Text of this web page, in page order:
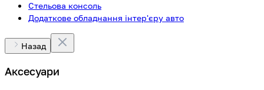
Стельова консоль
Додаткове обладнання інтер'єру авто
Назад
Аксесуари